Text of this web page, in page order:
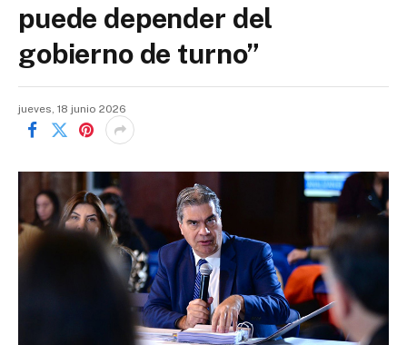
puede depender del
gobierno de turno”
jueves, 18 junio 2026